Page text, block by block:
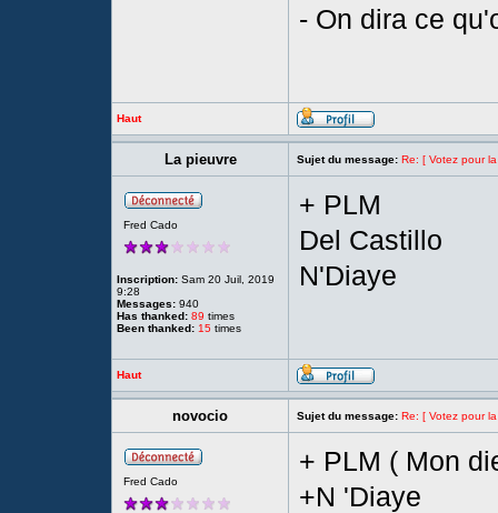
- On dira ce
Haut
La pieuvre Sujet du message: Re: [ Votez pour
Fred Cado
Inscription: Sam 20 Juil, 2019
9:28
Messages: 940
Has thanked: 89 times
Been thanked: 15 times
+ PLM
Del Castillo
N'Diaye
Haut
novocio Sujet du message: Re: [ Votez pour
Fred Cado
+ PLM ( Mon
+N 'Diaye